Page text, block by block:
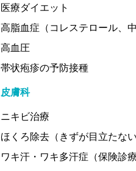
医療ダイエット
高脂血症（コレステロール、中
高血圧
帯状疱疹の予防接種
皮膚科
ニキビ治療
ほくろ除去（きずが目立たない
ワキ汗・ワキ多汗症（保険診療